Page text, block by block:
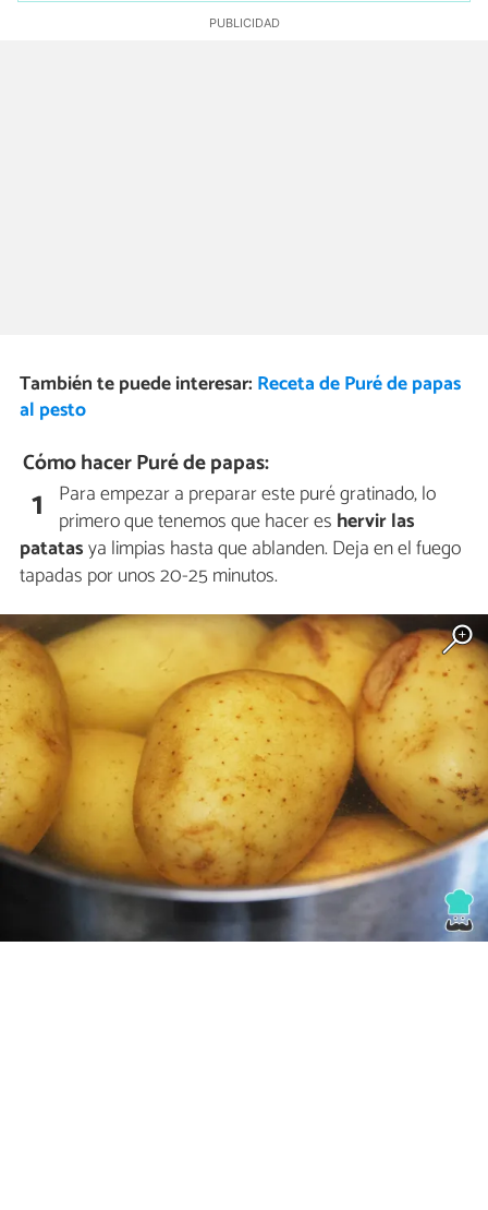
También te puede interesar: Receta de Puré de papas
al pesto
Cómo hacer Puré de papas:
1 Para empezar a preparar este puré gratinado, lo
primero que tenemos que hacer es hervir las
patatasya limpias hasta que ablanden. Deja en el fuego
tapadas por unos 20-25 minutos.